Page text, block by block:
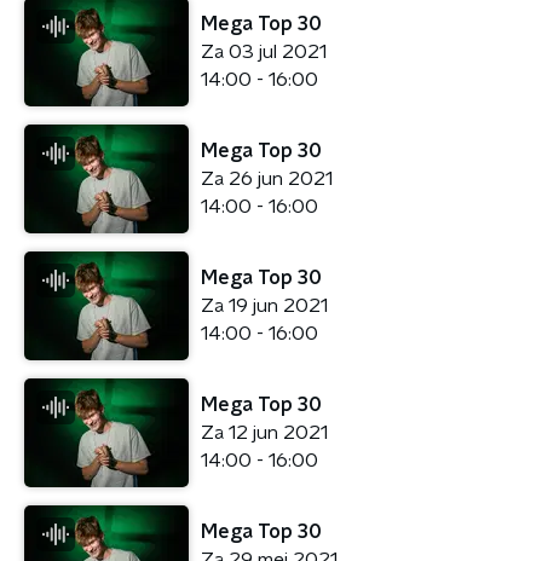
Mega Top 30
Za 03 jul 2021
14:00 - 16:00
Mega Top 30
Za 26 jun 2021
14:00 - 16:00
Mega Top 30
Za 19 jun 2021
14:00 - 16:00
Mega Top 30
Za 12 jun 2021
14:00 - 16:00
Mega Top 30